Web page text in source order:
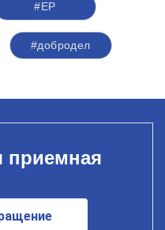
#ЕР
#добродел
приемная